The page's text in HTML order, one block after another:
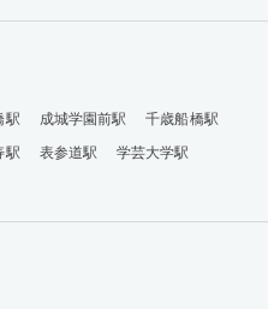
駅 成城学園前駅
千歳船橋駅
駅 表参道駅
学芸大学駅